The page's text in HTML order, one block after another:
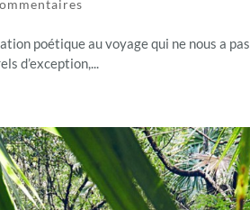
poétique au voyage qui ne nous a pas
d’exception,...